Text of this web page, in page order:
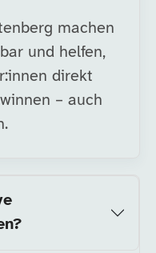
machen
und helfen,
direkt
– auch